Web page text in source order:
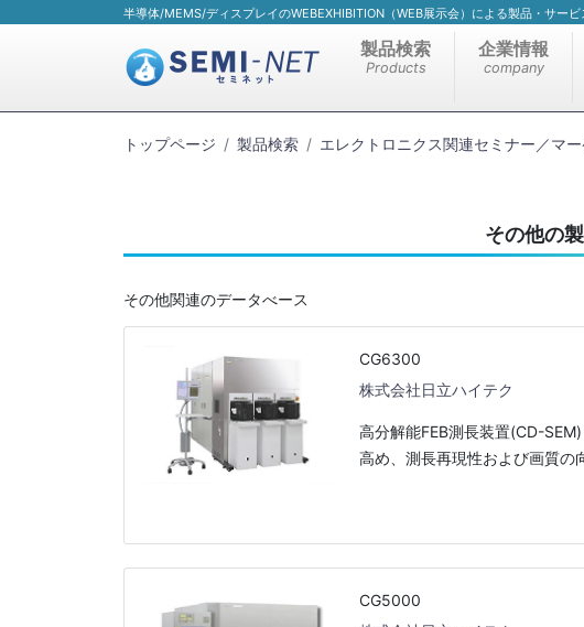
半導体/MEMS/ディスプレイのWEBEXHIBITION（WEB展示会）による製品・サー
製品検索
Products
企業情報
company
トップページ 製品検索 エレクトロニクス関連セミナー／マ
その他の
その他関連のデータべース
CG6300
株式会社日立ハイテク
高分解能FEB測長装置(CD-
高め、測長再現性および画質の
CG5000